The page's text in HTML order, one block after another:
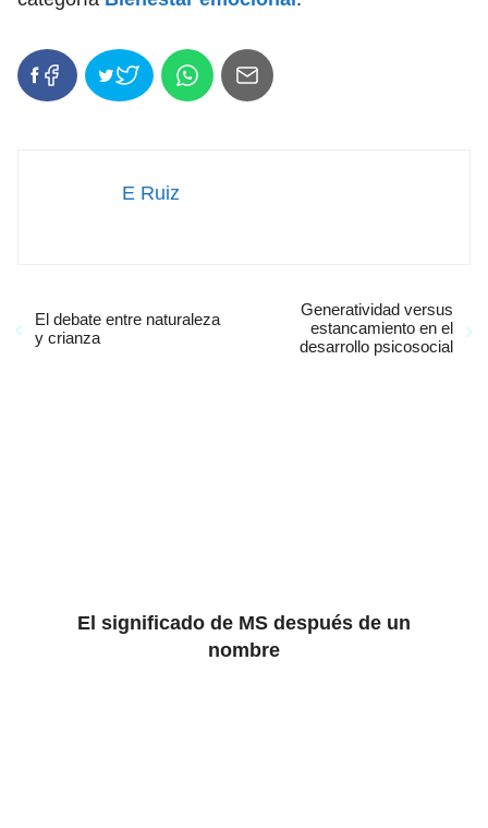
E Ruiz
El debate entre naturaleza
y crianza
Generatividad versus
estancamiento en el
desarrollo psicosocial
El significado de MS después de un
nombre